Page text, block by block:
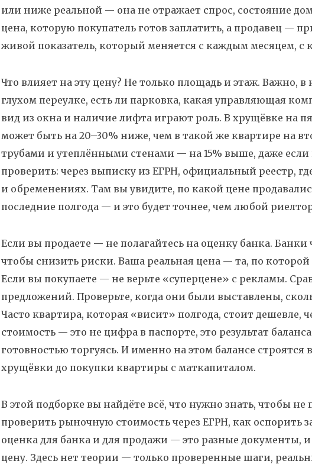
или ниже реальной — она не отражает спрос, состояние
цена, которую покупатель готов заплатить, а продавец —
живой показатель, который меняется с каждым месяцем,
Что влияет на эту цену? Не только площадь и этаж. Важно,
глухом переулке, есть ли парковка, какая управляющая
вид из окна и наличие лифта играют роль. В хрущёвке на
может быть на 20–30% ниже, чем в такой же квартире на
трубами и утеплёнными стенами — на 15% выше, даже
проверить: через выписку из ЕГРН, официальный реестр,
и обременениях. Там вы увидите, по какой цене
последние полгода — и это будет точнее, чем любой
Если вы продаете — не полагайтесь на оценку банка.
чтобы снизить риски. Ваша реальная цена — та, по
Если вы покупаете — не верьте «суперцене» с рекламы.
предложений. Проверьте, когда они были выставлены,
Часто квартира, которая «висит» полгода, стоит дешевле,
стоимость — это не цифра в паспорте, это результат
готовностью торгуясь. И именно на этом балансе
хрущёвки до покупки квартиры с маткапиталом.
В этой подборке вы найдёте всё, что нужно знать, чтобы не
проверить рыночную стоимость через ЕГРН, как оспорить
оценка для банка и для продажи — это разные документы,
цену. Здесь нет теории — только проверенные шаги,